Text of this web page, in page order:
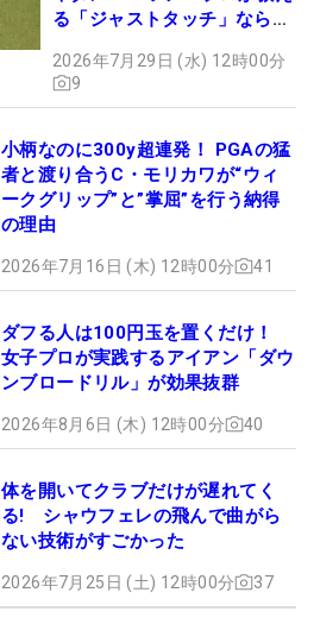
る「ジャストタッチ」なら3
2026年7月29日 (水) 12時00分
9
小柄なのに300y超連発！ PGAの猛
者と渡り合うC・モリカワが“ウィ
ークグリップ”と”掌屈”を行う納得
の理由
2026年7月16日 (木) 12時00分 41
ダフる人は100円玉を置くだけ！
女子プロが実践するアイアン「ダウ
ンブロードリル」が効果抜群
2026年8月6日 (木) 12時00分 40
体を開いてクラブだけが遅れてく
る! シャウフェレの飛んで曲がら
ない技術がすごかった
2026年7月25日 (土) 12時00分 37